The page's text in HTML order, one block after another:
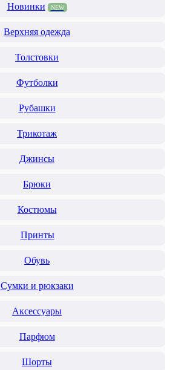
Новинки
NEW
Верхняя одежда
Толстовки
Футболки
Рубашки
Трикотаж
Джинсы
Брюки
Костюмы
Принты
Обувь
Сумки и рюкзаки
Аксессуары
Парфюм
Шорты